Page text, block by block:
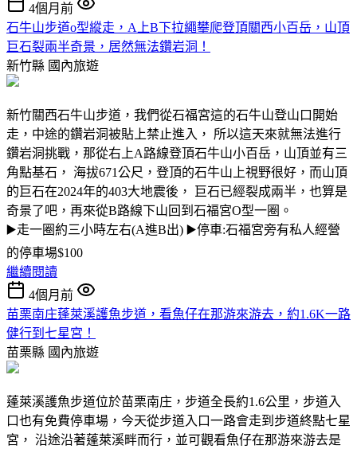
4個月前
石牛山步道o型縱走，A上B下拉繩攀爬登頂關西小百岳，山頂
巨石裂兩半奇景，居然無法鑽岩洞！
新竹縣 國內旅遊
新竹關西石牛山步道，我們從石福宮這的石牛山登山口開始
走，中途的鑽岩洞被貼上禁止進入， 所以這天來就無法進行
鑽岩洞挑戰，那從右上A路線登頂石牛山小百岳，山頂並有三
角點基石， 海拔671公尺，登頂的石牛山上視野很好，而山頂
的巨石在2024年的403大地震後， 巨石已經裂成兩半，也算是
奇景了吧，再來從B路線下山回到石福宮O型一圈。
▶️走一圈約三小時左右(A進B出) ▶️停車:石福宮旁有私人經營
的停車場$100
繼續閱讀
4個月前
苗栗南庄蓬萊溪護魚步道，看魚仔在那游來游去，約1.6K一路
健行到七星宮！
苗栗縣 國內旅遊
蓬萊溪護魚步道位於苗栗南庄，步道全長約1.6公里，步道入
口也有免費停車場，今天從步道入口一路會走到步道終點七星
宮， 沿途沿著蓬萊溪畔而行，並可觀看魚仔在那游來游去是